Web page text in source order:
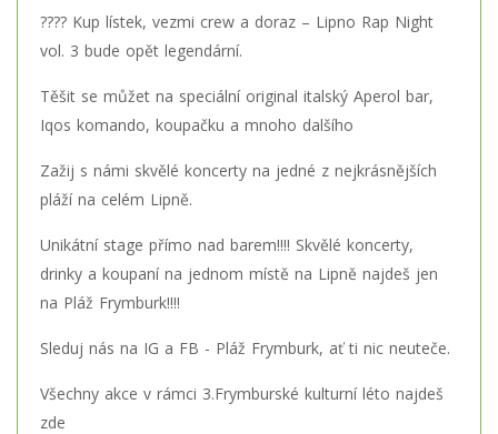
???? Kup lístek, vezmi crew a doraz – Lipno Rap Night
vol. 3 bude opět legendární.
Těšit se můžet na speciální original italský Aperol bar,
Iqos komando, koupačku a mnoho dalšího
Zažij s námi skvělé koncerty na jedné z nejkrásnějších
pláží na celém Lipně.
Unikátní stage přímo nad barem!!!! Skvělé koncerty,
drinky a koupaní na jednom místě na Lipně najdeš jen
na Pláž Frymburk!!!!
Sleduj nás na IG a FB - Pláž Frymburk, ať ti nic neuteče.
Všechny akce v rámci 3.Frymburské kulturní léto najdeš
zde